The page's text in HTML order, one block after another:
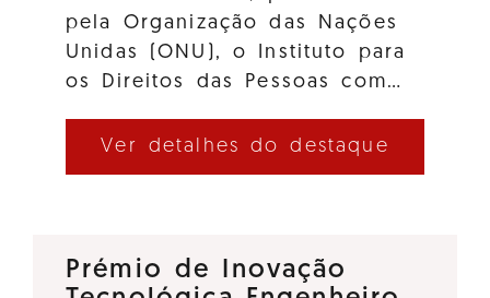
pela Organização das Nações
Unidas (ONU), o Instituto para
os Direitos das Pessoas com…
Ver detalhes do destaque
Prémio de Inovação